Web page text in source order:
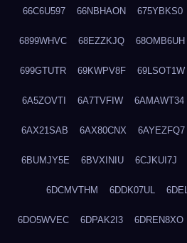
66C6U597 66NBHAON 675YBKS0
6899WHVC 68EZZKJQ 68OMB6UH
699GTUTR 69KWPV8F 69LSOT1W
6A5ZOVTI 6A7TVFIW 6AMAWT34
6AX21SAB 6AX80CNX 6AYEZFQ7
6BUMJY5E 6BVXINIU 6CJKUI7J
6DCMVTHM 6DDK07UL
6DO5WVEC 6DPAK2I3 6DREN8XO